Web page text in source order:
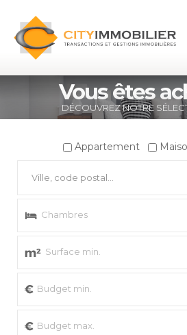
principal
CITY
IMMOBILIER
Vous êtes
DÉCOUVREZ NOTRE
Appartement